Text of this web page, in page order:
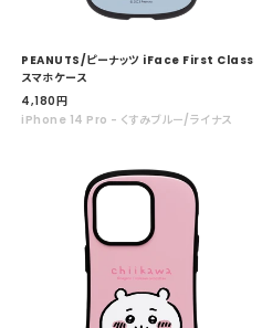
PEANUTS/ピーナッツ iFace First Class
スマホケース
セ
ー
4,180円
iPhone 14 Pro - くすみブルー/ライナス